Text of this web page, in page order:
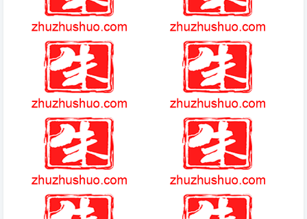
抉择之沼怎么进(游戏) 半条命简介
(2025-07-17热点)-原创影版
《长安荔枝》上映，忍杨幂演妻
子，难忍女主选角
龙族幻想异闻
修罗战魂 储藏柜里的女孩游戏